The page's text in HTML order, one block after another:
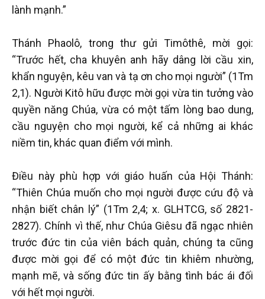
lành mạnh.”
Thánh Phaolô, trong thư gửi Timôthê, mời gọi:
“Trước hết, cha khuyên anh hãy dâng lời cầu xin,
khẩn nguyện, kêu van và tạ ơn cho mọi người” (1Tm
2,1). Người Kitô hữu được mời gọi vừa tin tưởng vào
quyền năng Chúa, vừa có một tấm lòng bao dung,
cầu nguyện cho mọi người, kể cả những ai khác
niềm tin, khác quan điểm với mình.
Điều này phù hợp với giáo huấn của Hội Thánh:
“Thiên Chúa muốn cho mọi người được cứu độ và
nhận biết chân lý” (1Tm 2,4; x. GLHTCG, số 2821-
2827). Chính vì thế, như Chúa Giêsu đã ngạc nhiên
trước đức tin của viên bách quản, chúng ta cũng
được mời gọi để có một đức tin khiêm nhường,
mạnh mẽ, và sống đức tin ấy bằng tình bác ái đối
với hết mọi người.